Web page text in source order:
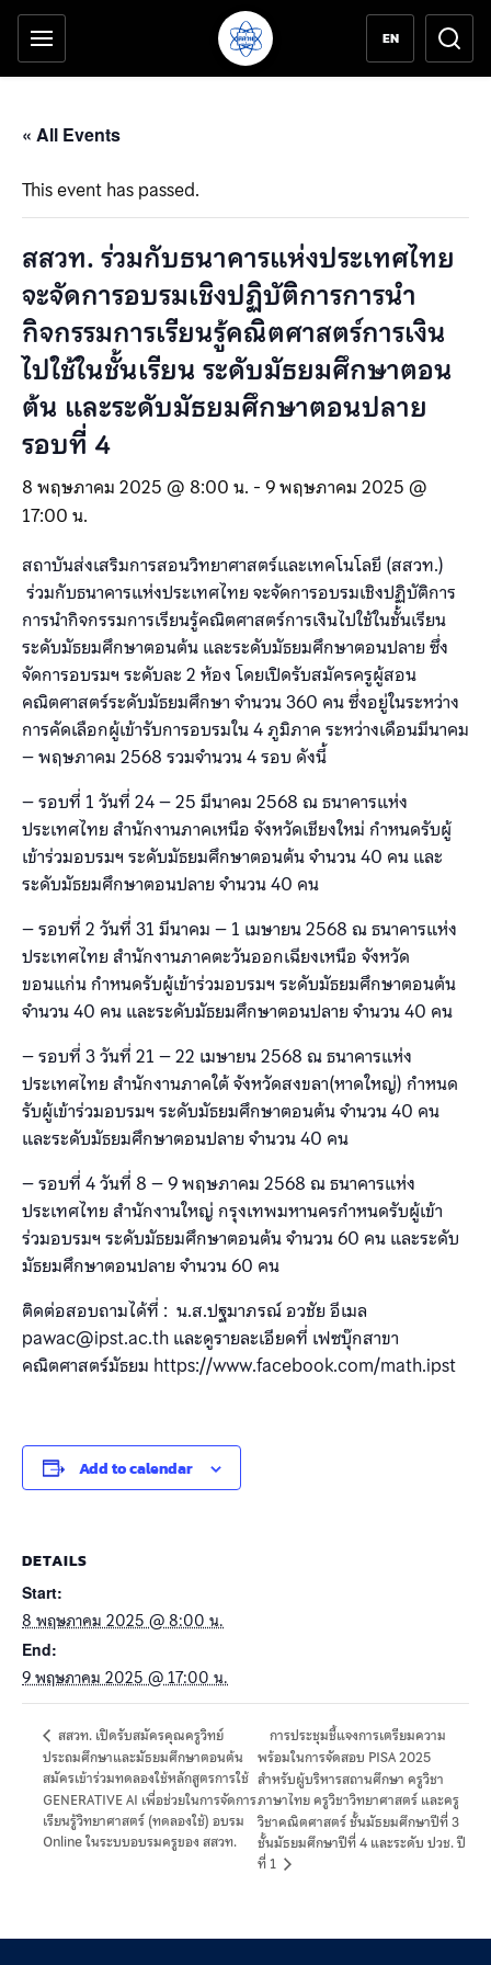
ข้ามไปยังเนื้อหาหลัก
เครื่องมือช่วยเหลือ
EN
« All Events
This event has passed.
สสวท. ร่วมกับธนาคารแห่งประเทศไทย
จะจัดการอบรมเชิงปฏิบัติการการนำ
กิจกรรมการเรียนรู้คณิตศาสตร์การเงิน
ไปใช้ในชั้นเรียน ระดับมัธยมศึกษาตอน
ต้น และระดับมัธยมศึกษาตอนปลาย
รอบที่ 4
8 พฤษภาคม 2025 @ 8:00 น. -9 พฤษภาคม 2025 @
17:00 น.
สถาบันส่งเสริมการสอนวิทยาศาสตร์และเทคโนโลยี (สสวท.)
ร่วมกับธนาคารแห่งประเทศไทย จะจัดการอบรมเชิงปฏิบัติการ
การนำกิจกรรมการเรียนรู้คณิตศาสตร์การเงินไปใช้ในชั้นเรียน
ระดับมัธยมศึกษาตอนต้น และระดับมัธยมศึกษาตอนปลาย ซึ่ง
จัดการอบรมฯ ระดับละ 2 ห้อง โดยเปิดรับสมัครครูผู้สอน
คณิตศาสตร์ระดับมัธยมศึกษา จำนวน 360 คน ซึ่งอยู่ในระหว่าง
การคัดเลือกผู้เข้ารับการอบรมใน 4 ภูมิภาค ระหว่างเดือนมีนาคม
– พฤษภาคม 2568 รวมจำนวน 4 รอบ ดังนี้
– รอบที่ 1 วันที่ 24 – 25 มีนาคม 2568 ณ ธนาคารแห่ง
ประเทศไทย สำนักงานภาคเหนือ จังหวัดเชียงใหม่ กำหนดรับผู้
เข้าร่วมอบรมฯ ระดับมัธยมศึกษาตอนต้น จำนวน 40 คน และ
ระดับมัธยมศึกษาตอนปลาย จำนวน 40 คน
– รอบที่ 2 วันที่ 31 มีนาคม – 1 เมษายน 2568 ณ ธนาคารแห่ง
ประเทศไทย สำนักงานภาคตะวันออกเฉียงเหนือ จังหวัด
ขอนแก่น กำหนดรับผู้เข้าร่วมอบรมฯ ระดับมัธยมศึกษาตอนต้น
จำนวน 40 คน และระดับมัธยมศึกษาตอนปลาย จำนวน 40 คน
– รอบที่ 3 วันที่ 21 – 22 เมษายน 2568 ณ ธนาคารแห่ง
ประเทศไทย สำนักงานภาคใต้ จังหวัดสงขลา(หาดใหญ่) กำหนด
รับผู้เข้าร่วมอบรมฯ ระดับมัธยมศึกษาตอนต้น จำนวน 40 คน
และระดับมัธยมศึกษาตอนปลาย จำนวน 40 คน
– รอบที่ 4 วันที่ 8 – 9 พฤษภาคม 2568 ณ ธนาคารแห่ง
ประเทศไทย สำนักงานใหญ่ กรุงเทพมหานครกำหนดรับผู้เข้า
ร่วมอบรมฯ ระดับมัธยมศึกษาตอนต้น จำนวน 60 คน และระดับ
มัธยมศึกษาตอนปลาย จำนวน 60 คน
ติดต่อสอบถามได้ที่ : น.ส.ปฐมาภรณ์ อวชัย อีเมล
pawac@ipst.ac.th และดูรายละเอียดที่ เฟซบุ๊กสาขา
คณิตศาสตร์มัธยม https://www.facebook.com/math.ipst
Add to calendar
DETAILS
Start:
8 พฤษภาคม 2025 @ 8:00 น.
End:
9 พฤษภาคม 2025 @ 17:00 น.
สสวท. เปิดรับสมัครคุณครูวิทย์
ประถมศึกษาและมัธยมศึกษาตอนต้น
สมัครเข้าร่วมทดลองใช้หลักสูตรการใช้
GENERATIVE AI เพื่อช่วยในการจัดการ
เรียนรู้วิทยาศาสตร์ (ทดลองใช้) อบรม
Online ในระบบอบรมครูของ สสวท.
การประชุมชี้แจงการเตรียมความ
พร้อมในการจัดสอบ PISA 2025
สำหรับผู้บริหารสถานศึกษา ครูวิชา
ภาษาไทย ครูวิชาวิทยาศาสตร์ และครู
วิชาคณิตศาสตร์ ชั้นมัธยมศึกษาปีที่ 3
ชั้นมัธยมศึกษาปีที่ 4 และระดับ ปวช. ปี
ที่ 1